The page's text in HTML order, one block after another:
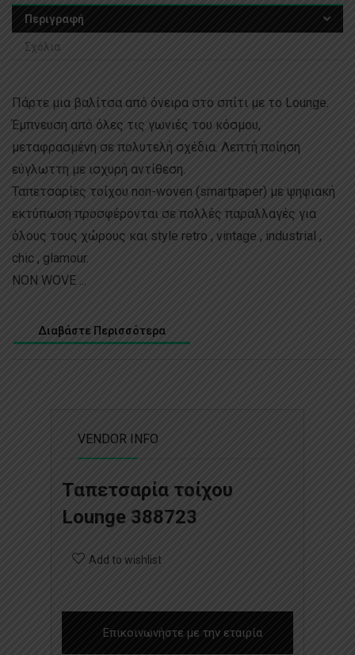
Περιγραφή
Σχόλια
Πάρτε μια βαλίτσα από όνειρα στο σπίτι με το Lounge.
Έμπνευση από όλες τις γωνιές του κόσμου,
μεταφρασμένη σε πολυτελή σχέδια. Λεπτή ποίηση
εύγλωττη με ισχυρή αντίθεση.
Ταπετσαρίες τοίχου non-woven (smartpaper) με ψηφιακή
εκτύπωση προσφέρονται σε πολλές παραλλαγές για
όλους τους χώρους και style retro , vintage , industrial ,
chic , glamour.
NON WOVE ...
Διαβάστε Περισσότερα
VENDOR INFO
Ταπετσαρία τοίχου
Lounge 388723
Add to wishlist
Επικοινωνήστε με την εταιρία